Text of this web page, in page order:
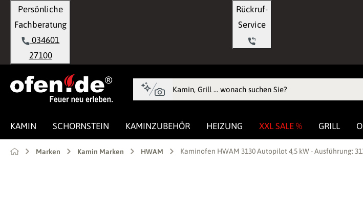
Zur Hauptnavigation springen
Persönliche
Fachberatung
034601
27100
Rückruf-
KAMIN SCHORNSTEIN KAMINZUBEHÖR HEIZUNG XXL SALE % GRILL
Marken Kamin Marken HWAM Kaminofen HWAM 3130 Autopilot 4,5 kW - Ausführung: